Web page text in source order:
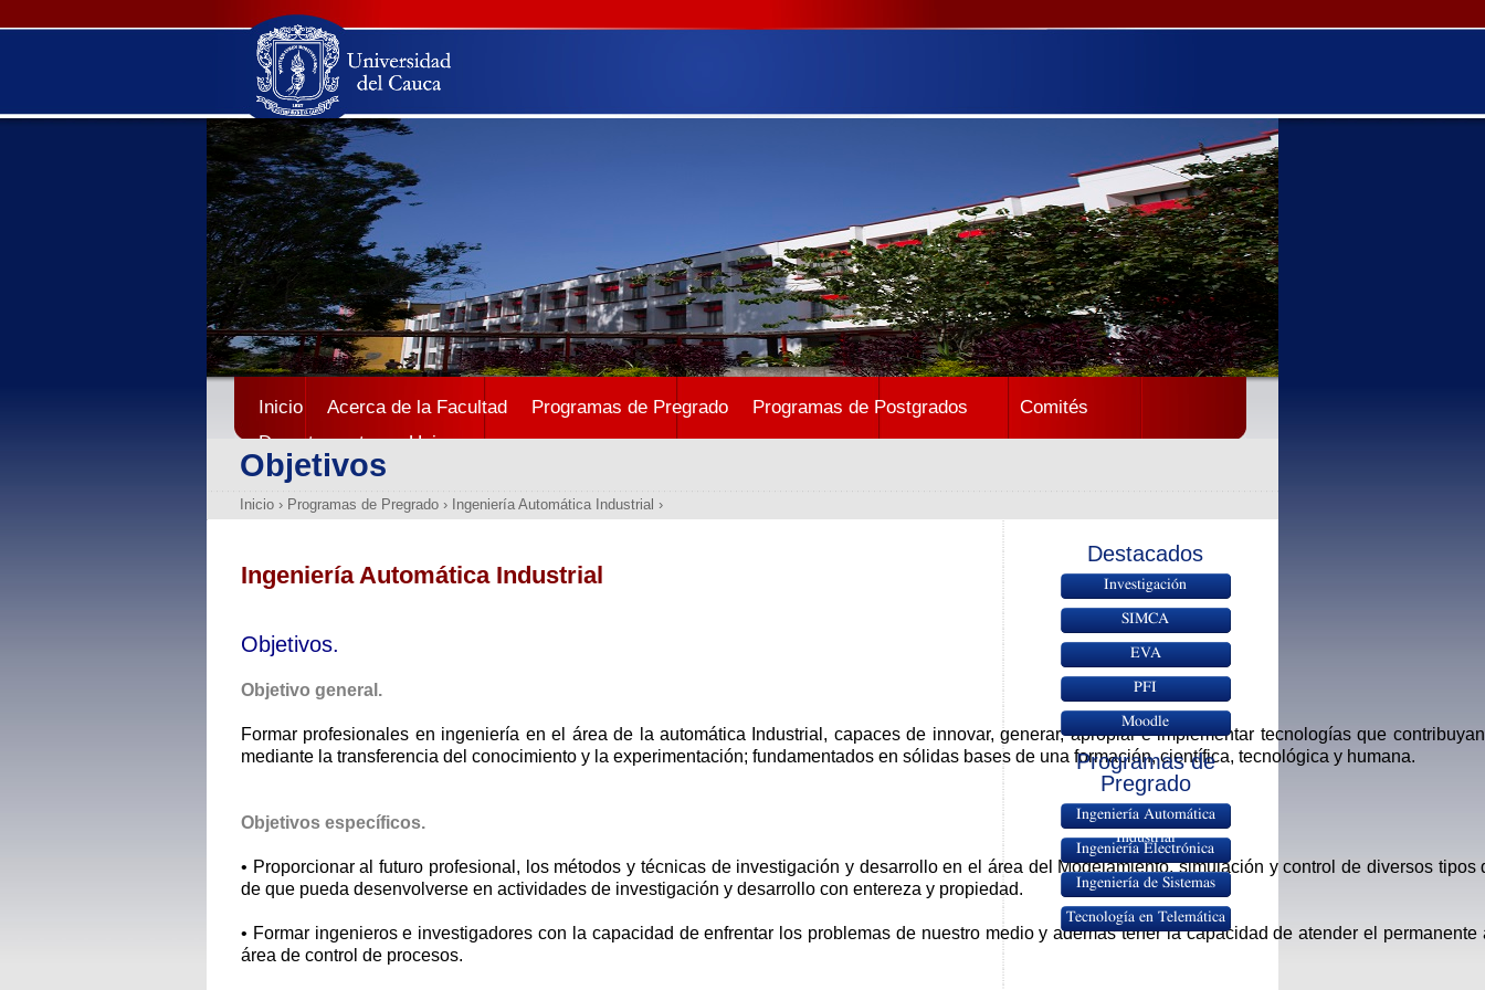
Inicio Acerca de la Facultad Programas de Pregrado Programas de Postgrados
Comités
Departamentos
Unicauca
Objetivos
Inicio › Programas de Pregrado › Ingeniería Automática Industrial ›
Ingeniería Automática Industrial
Objetivos.
Objetivo general.
Formar profesionales en ingeniería en el área de la automática Industrial, capaces de innovar, generar, apropiar e implementar tecnologías que
mediante la transferencia del conocimiento y la experimentación; fundamentados en sólidas bases de una formación, científica, tecnológica y humana.
Objetivos específicos.
• Proporcionar al futuro profesional, los métodos y técnicas de investigación y desarrollo en el área del Modelamiento, simulación y control de diversos
de que pueda desenvolverse en actividades de investigación y desarrollo con entereza y propiedad.
• Formar ingenieros e investigadores con la capacidad de enfrentar los problemas de nuestro medio y además tener la capacidad de atender el
área de control de procesos.
Destacados
Investigación
SIMCA
EVA
PFI
Moodle
Programas de
Pregrado
Ingeniería Automática
Industrial
Ingeniería Electrónica
Ingeniería de Sistemas
Tecnología en Telemática